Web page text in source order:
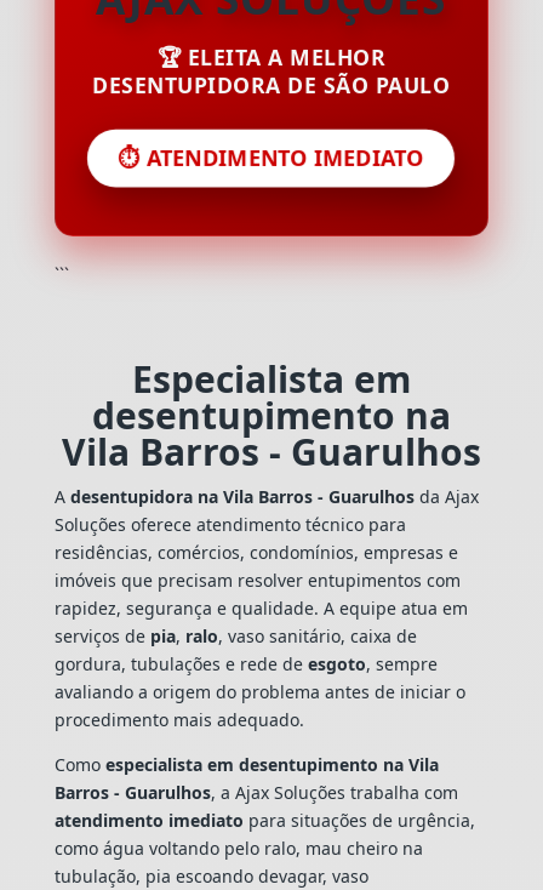
🏆 ELEITA A MELHOR
DESENTUPIDORA DE SÃO PAULO
⏱️ ATENDIMENTO IMEDIATO
```
Especialista em
desentupimento na
Vila Barros - Guarulhos
A desentupidora na Vila Barros - Guarulhosda Ajax
Soluções oferece atendimento técnico para
residências, comércios, condomínios, empresas e
imóveis que precisam resolver entupimentos com
rapidez, segurança e qualidade. A equipe atua em
serviços de pia, ralo, vaso sanitário, caixa de
gordura, tubulações e rede de esgoto, sempre
avaliando a origem do problema antes de iniciar o
procedimento mais adequado.
Como especialista em desentupimento na Vila
Barros - Guarulhos, a Ajax Soluções trabalha com
atendimento imediato para situações de urgência,
como água voltando pelo ralo, mau cheiro na
tubulação, pia escoando devagar, vaso